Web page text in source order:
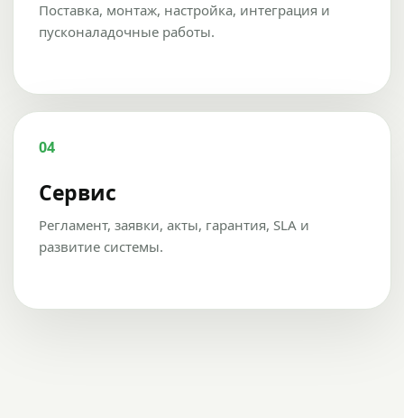
Поставка, монтаж, настройка, интеграция и
пусконаладочные работы.
04
Сервис
Регламент, заявки, акты, гарантия, SLA и
развитие системы.